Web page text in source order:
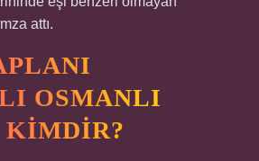
attı.
OSMANLI
KIMDIR?